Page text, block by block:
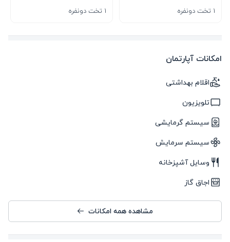
1 تخت دونفره 1 تخت دونفره
امکانات آپارتمان
اقلام بهداشتی
تلویزیون
سیستم گرمایشی
سیستم سرمایش
وسایل آشپزخانه
اجاق گاز
مشاهده همه امکانات